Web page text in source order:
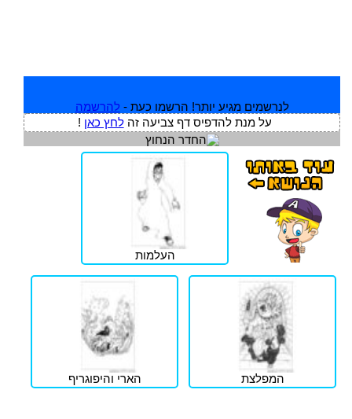
לנרשמים מגיע יותר! הרשמו כעת - להרשמה
על מנת להדפיס דף צביעה זהלחץ כאן !
העלמות
המפלצת הארי והיפוגריף